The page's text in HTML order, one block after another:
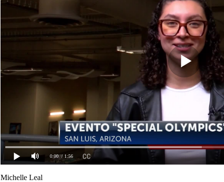
0:00 / 1:56
Michelle Leal